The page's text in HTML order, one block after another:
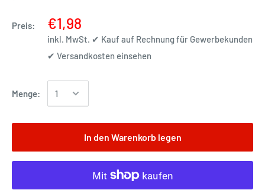
Preis: €1,98
inkl. MwSt. ✔ Kauf auf Rechnung für Gewerbekunden
✔ Versandkosten einsehen
Menge:
In den Warenkorb legen